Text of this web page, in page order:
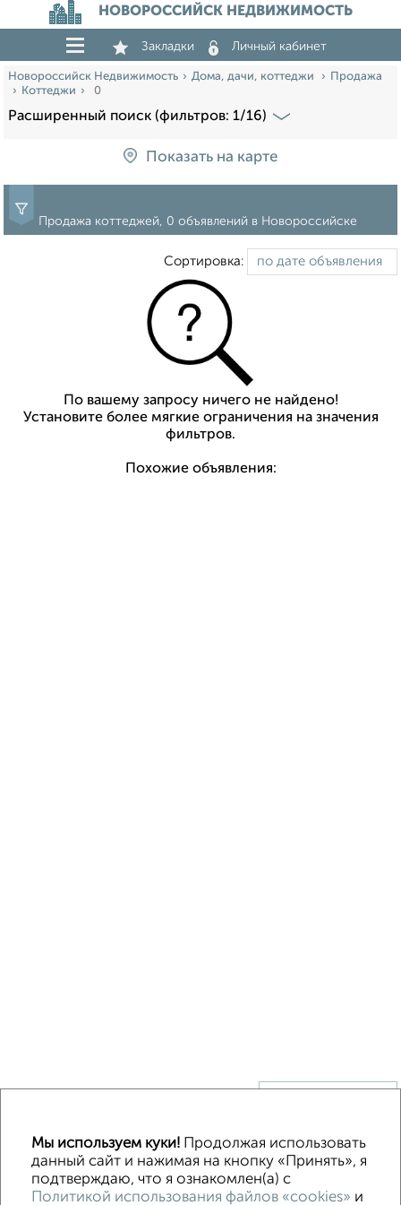
НОВОРОССИЙСК НЕДВИЖИМОСТЬ
Закладки Личный кабинет
Новороссийск Недвижимость Дома, дачи, коттеджи
Продажа
Коттеджи
0
Расширенный поиск (фильтров: 1/16)
Показать на карте
Продажа коттеджей, 0 объявлений в Новороссийске
Сортировка:
По вашему запросу ничего не найдено!
Установите более мягкие ограничения на значения
фильтров.
Похожие объявления:
Без посредников В деревне Каркасный
Деревянный
Готовый дом Под ключ Загородный
Мы используем куки!Продолжая использовать
данный сайт и нажимая на кнопку «Принять», я
подтверждаю, что я ознакомлен(а) с
Политикой использования файлов «cookies» и